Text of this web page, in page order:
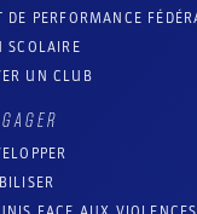
DE PERFORMANCE
SCOLAIRE
UN CLUB